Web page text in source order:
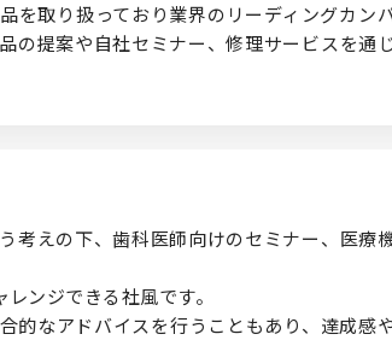
を取り扱っており業界のリーディングカン
の提案や自社セミナー、修理サービスを通
考えの下、歯科医師向けのセミナー、医療
ンジできる社風です。
的なアドバイスを行うこともあり、達成感